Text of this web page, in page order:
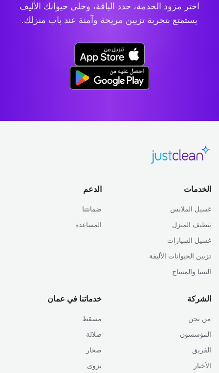
اختر مزود الخدمة، حدد الباقة، وخلي حيوانك الأليف
يستمتع بتجربة تزيين مريحة وآمنة عند باب منزلك.
الخدمات
غسيل الملابس
تنظيف المنزل
غسيل السيارات
تزيين الحيوانات الأليفة
السبا والمساج
الدعم
ضمانتنا
المساعدة
الشركة
من نحن
المؤسسون
الفريق
الأخبار
خدماتنا في عمان
مسقط
صلالة
صحار
نزوى